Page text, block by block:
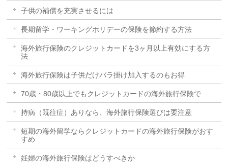
子供の補償を充実させるには
長期留学・ワーキングホリデーの保険を節約する方法
海外旅行保険のクレジットカードを3ヶ月以上有効にする方
法
海外旅行保険は子供だけバラ掛け加入するのもお得
70歳・80歳以上でもクレジットカードの海外旅行保険で
持病（既往症）ありなら、海外旅行保険選びは要注意
短期の海外留学ならクレジットカードの海外旅行保険がおす
すめ
妊婦の海外旅行保険はどうすべきか